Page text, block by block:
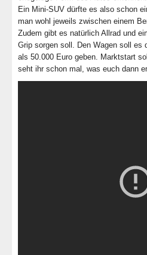
Ein Mini-SUV dürfte es also schon
man wohl jeweils zwischen einem
Zudem gibt es natürlich Allrad und
Grip sorgen soll. Den Wagen soll es
als 50.000 Euro geben. Marktstart
seht ihr schon mal, was euch dann